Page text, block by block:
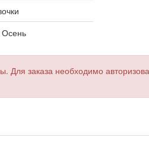
Осень
Для заказа необходимо